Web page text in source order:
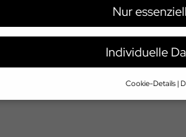
Nur
Individuelle
Cookie-Details